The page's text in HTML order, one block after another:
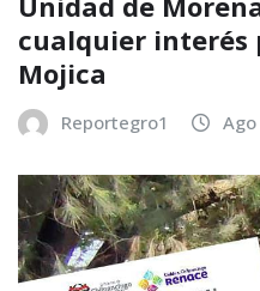
cualquier interés
Mojica
Reportegro1